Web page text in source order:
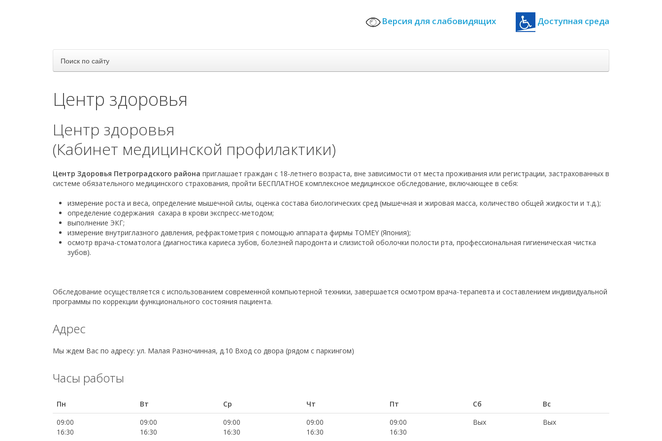
Версия для слабовидящих Доступная среда
Поиск по сайту
Центр здоровья
Центр здоровья
(Кабинет медицинской профилактики)
Центр Здоровья Петроградского района приглашает граждан с 18-летнего возраста, вне зависимости от места проживания или регистрации, застрахованных в
системе обязательного медицинского страхования, пройти БЕСПЛАТНОЕ комплексное медицинское обследование, включающее в себя:
измерение роста и веса, определение мышечной силы, оценка состава биологических сред (мышечная и жировая масса, количество общей жидкости и т.д.);
определение содержания сахара в крови экспресс-методом;
выполнение ЭКГ;
измерение внутриглазного давления, рефрактометрия с помощью аппарата фирмы TOMEY (Япония);
осмотр врача-стоматолога (диагностика кариеса зубов, болезней пародонта и слизистой оболочки полости рта, профессиональная гигиеническая чистка
зубов).
Обследование осуществляется с использованием современной компьютерной техники, завершается осмотром врача-терапевта и составлением индивидуальной
программы по коррекции функционального состояния пациента.
Адрес
Мы ждем Вас по адресу: ул. Малая Разночинная, д.10 Вход со двора (рядом с паркингом)
Часы работы
Пн Вт Ср Чт Пт Сб
Вс
09:00
16:30
09:00
16:30
09:00
16:30
09:00
16:30
09:00
16:30
Вых Вых